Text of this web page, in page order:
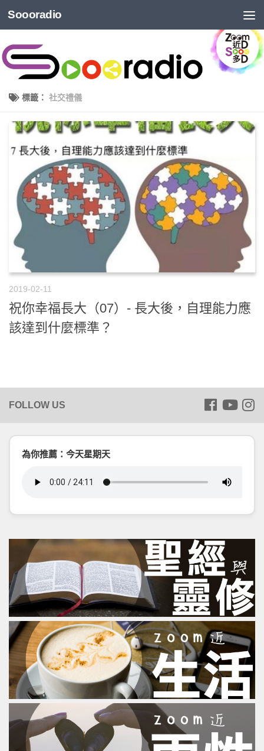
Soooradio
標籤： 社交禮儀
2019-02-11
祝你幸福長大（07）- 長大後，自理能力應
該達到什麼標準？
為你推薦：今天星期天